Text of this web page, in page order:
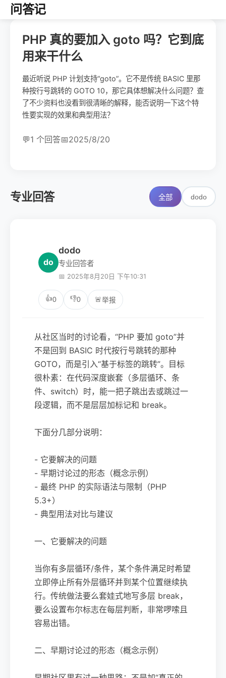
问答记
PHP 真的要加入 goto 吗？它到底
用来干什么
最近听说 PHP 计划支持“goto”。它不是传统 BASIC 里那
种按行号跳转的 GOTO 10，那它具体想解决什么问题？查
了不少资料也没看到很清晰的解释，能否说明一下这个特
性要实现的效果和典型用法？
💬1 个回答📅2025/8/20
专业回答 全部 dodo
do
dodo
专业回答者
📅 2025年8月20日 下午10:31
👍0 👎0 🚨举报
从社区当时的讨论看，“PHP 要加 goto”并
不是回到 BASIC 时代按行号跳转的那种
GOTO，而是引入“基于标签的跳转”。目标
很朴素：在代码深度嵌套（多层循环、条
件、switch）时，能一把子跳出去或跳过一
段逻辑，而不是层层加标记和 break。
下面分几部分说明：
- 它要解决的问题
- 早期讨论过的形态（概念示例）
- 最终 PHP 的实际语法与限制（PHP
5.3+）
- 典型用法对比与建议
一、它要解决的问题
当你有多层循环/条件，某个条件满足时希望
立即停止所有外层循环并到某个位置继续执
行。传统做法要么套娃式地写多层 break，
要么设置布尔标志在每层判断，非常啰嗦且
容易出错。
二、早期讨论过的形态（概念示例）